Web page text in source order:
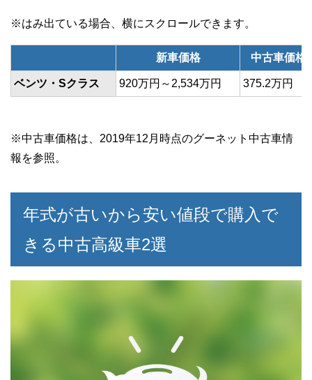
新車価格 中古車価格
ベンツ・Sクラス 920万円～2,534万円 375.2万円
※中古車価格は、2019年12月時点のグーネット中古車情
報を参照。
年式が古いから安い値段で購入で
きる中古高級車2選